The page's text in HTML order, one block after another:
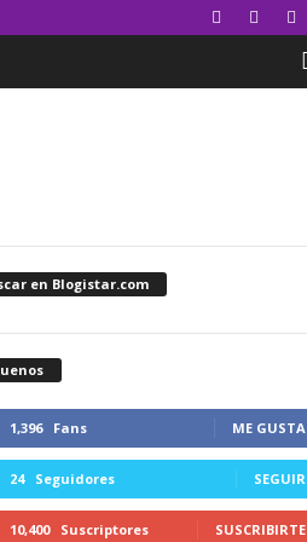
en Blogistar.com
1,396 Fans ME GUSTA
24 Seguidores SEGUIR
10,400 Suscriptores SUSCRIBIRTE